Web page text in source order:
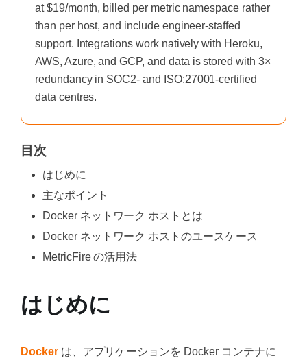
at $19/month, billed per metric namespace rather
than per host, and include engineer-staffed
support. Integrations work natively with Heroku,
AWS, Azure, and GCP, and data is stored with 3×
redundancy in SOC2- and ISO:27001-certified
data centres.
目次
はじめに
主なポイント
Docker ネットワーク ホストとは
Docker ネットワーク ホストのユースケース
MetricFire の活用法
はじめに
Dockerは、アプリケーションを Docker コンテナに